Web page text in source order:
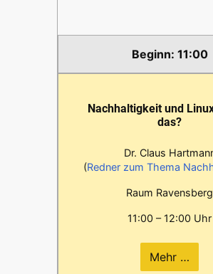
11:00
Nachhaltigkeit und
das?
Dr. Claus
(Redner zum Thema
Raum Ravensberg
11:00 – 12:00 Uhr
Mehr …